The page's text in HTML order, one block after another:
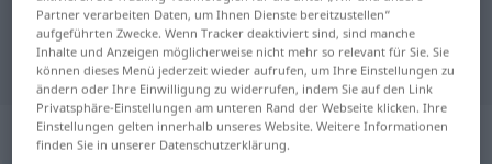
"enfatizar" Deutsch Übersetzung
„enfatizar“: verbo transitivo
Partner verarbeiten Daten, um Ihnen Dienste bereitzustellen“
aufgeführten Zwecke. Wenn Tracker deaktiviert sind, sind manche
Inhalte und Anzeigen möglicherweise nicht mehr so relevant für Sie. Sie
können dieses Menü jederzeit wieder aufrufen, um Ihre Einstellungen zu
ändern oder Ihre Einwilligung zu widerrufen, indem Sie auf den Link
Privatsphäre-Einstellungen am unteren Rand der Webseite klicken. Ihre
Einstellungen gelten innerhalb unseres Website. Weitere Informationen
finden Sie in unserer Datenschutzerklärung.